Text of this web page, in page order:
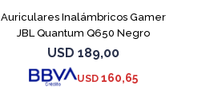
Auriculares Inalámbricos Gamer
JBL Quantum Q650 Negro
USD 189,00
USD 160,65